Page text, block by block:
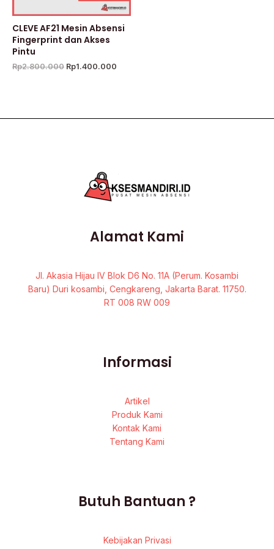
CLEVE AF21 Mesin Absensi
Fingerprint dan Akses
Pintu
Rp2.800.000 Rp1.400.000
Alamat Kami
Jl. Akasia Hijau IV Blok D6 No. 11A (Perum. Kosambi
Baru) Duri kosambi, Cengkareng, Jakarta Barat. 11750.
RT 008 RW 009
Informasi
Artikel
Produk Kami
Kontak Kami
Tentang Kami
Butuh Bantuan ?
Kebijakan Privasi